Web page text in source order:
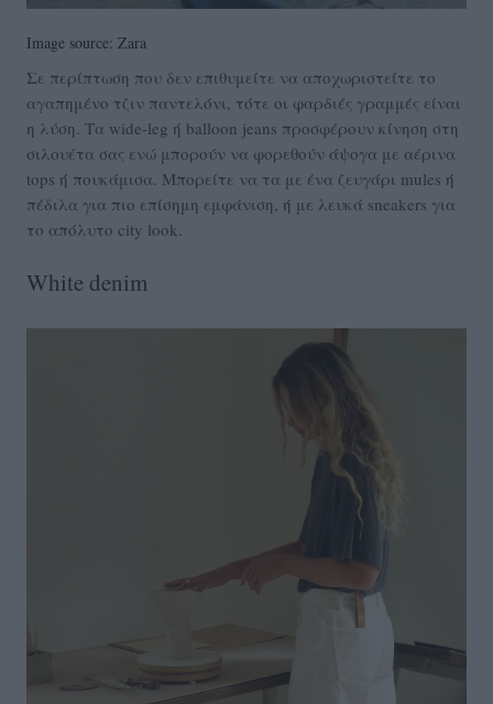
Image source: Zara
Σε περίπτωση που δεν επιθυμείτε να αποχωριστείτε το
αγαπημένο τζιν παντελόνι, τότε οι φαρδιές γραμμές είναι
η λύση. Τα wide-leg ή balloon jeans προσφέρουν κίνηση στη
σιλουέτα σας ενώ μπορούν να φορεθούν άψογα με αέρινα
tops ή πουκάμισα. Μπορείτε να τα με ένα ζευγάρι mules ή
πέδιλα για πιο επίσημη εμφάνιση, ή με λευκά sneakers για
το απόλυτο city look.
White denim